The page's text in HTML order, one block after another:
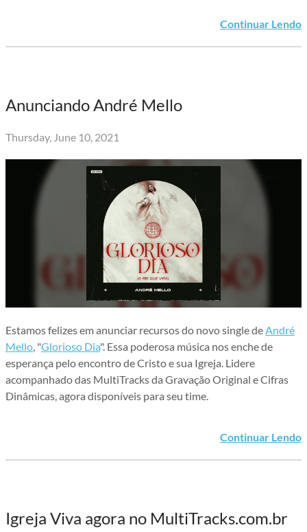
Continuar Lendo
Anunciando André Mello
Thursday, June 10, 2021
Estamos felizes em anunciar recursos do novo single de André
Mello , "Glorioso Dia". Essa poderosa música nos enche de
esperança pelo encontro de Cristo e sua Igreja. Lidere
acompanhado das MultiTracks da Gravação Original e Cifras
Dinâmicas, agora disponíveis para seu time.
Continuar Lendo
Igreja Viva agora no MultiTracks.com.br